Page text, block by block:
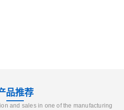
品推荐
and sales in one of the manufacturing